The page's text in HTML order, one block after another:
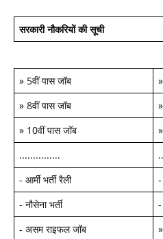
सरकारी नौकरियों की सूची
» 5वीं पास जॉब »
» 8वीं पास जॉब »
» 10वीं पास जॉब »
...............
- आर्मी भर्ती रैली -
- नौसेना भर्ती -
- असम राइफल जॉब »